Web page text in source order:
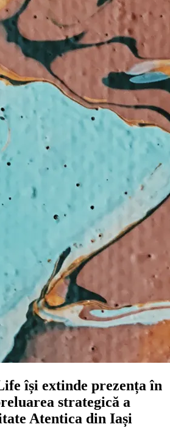
își extinde prezența în
strategică a
Atentica din Iași